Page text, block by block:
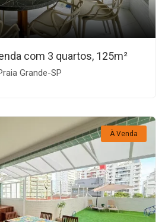
com 3 quartos, 125m²
Grande-SP
À Venda